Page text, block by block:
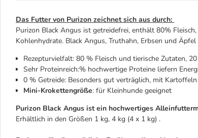
Das Futter von Purizon zeichnet sich aus durch:
Purizon Black Angus ist getreidefrei, enthält 80%
Kohlenhydrate. Black Angus, Truthahn, Erbsen und
Rezepturvielfalt: 80 % Fleisch und tierische Zutaten,
Sehr Proteinreich:% hochwertige Proteine liefern
0 % Getreide: Besonders gut verträglich, mit
Mini-Krokettengröße: für Kleinhunde geeignet
Purizon Black Angus ist ein hochwertiges
Erhältlich in den Größen 1 kg, 4 kg (4 x 1 kg) .